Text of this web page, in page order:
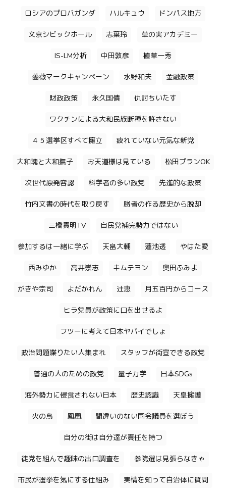
ロシアのプロバガンダ ハルキュウ ドンパス地方
文京シビックホール 志葉玲 草の実アカデミー
IS-LM分析 中田敦彦 植草一秀
薔薇マークキャンペーン 水野和夫 金融政策
財政政策 永久国債 仇討ちいたす
ワクチンによる大和民族断種を許さない
４５選挙区すべて擁立 疲れていない元気な新党
大和魂と大和撫子 お天道様は見ている 松田プランOK
次世代原発容認 科学者の多い政党 先進的な政策
竹内文書の時代を取り戻す 勝者の作る歴史から脱却
三橋貴明TV 自民党補完勢力ではない
参加するは一緒に学ぶ 天畠大輔 蓮池透 やはた愛
西みゆか 高井崇志 キムテヨン 奥田ふみよ
がきや宗司 よだかれん 辻恵 月五百円からコース
ヒラ党員が政策に口を出せるよ
フツーに考えて日本ヤバイでしょ
政治問題喋りたい人集まれ スタッフが街宣できる政党
普通の人のための政党 量子力学 日本SDGs
海外勢力に侵食されない日本 歴史認識 天皇擁護
火の鳥 鳳凰 間違いのない国会議員を選ぼう
自分の街は自分達が責任を持つ
徒党を組んで趣味の出口調査を 参院選は見張らなきゃ
市民が選挙を気にする仕組み 実情を知って自治体に質問